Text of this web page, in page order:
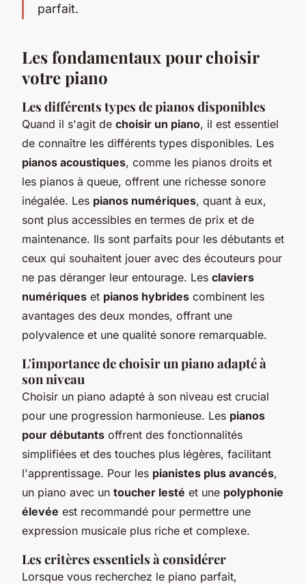
parfait.
Les fondamentaux pour choisir
votre piano
Les différents types de pianos disponibles
Quand il s'agit de choisir un piano, il est essentiel
de connaître les différents types disponibles. Les
pianos acoustiques, comme les pianos droits et
les pianos à queue, offrent une richesse sonore
inégalée. Les pianos numériques, quant à eux,
sont plus accessibles en termes de prix et de
maintenance. Ils sont parfaits pour les débutants et
ceux qui souhaitent jouer avec des écouteurs pour
ne pas déranger leur entourage. Les claviers
numériques et pianos hybrides combinent les
avantages des deux mondes, offrant une
polyvalence et une qualité sonore remarquable.
L'importance de choisir un piano adapté à
son niveau
Choisir un piano adapté à son niveau est crucial
pour une progression harmonieuse. Les pianos
pour débutants offrent des fonctionnalités
simplifiées et des touches plus légères, facilitant
l'apprentissage. Pour les pianistes plus avancés,
un piano avec un toucher lesté et une polyphonie
élevée est recommandé pour permettre une
expression musicale plus riche et complexe.
Les critères essentiels à considérer
Lorsque vous recherchez le piano parfait,